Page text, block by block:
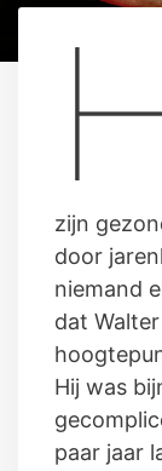
zijn
door
niemand
dat
Hij was
paar jaar